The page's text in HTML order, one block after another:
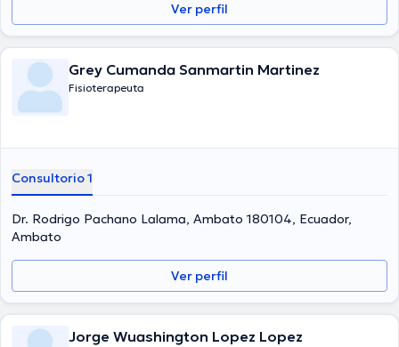
Ver perfil
Grey Cumanda Sanmartin Martinez
Fisioterapeuta
Consultorio 1
Dr. Rodrigo Pachano Lalama, Ambato 180104, Ecuador,
Ambato
Ver perfil
Jorge Wuashington Lopez Lopez